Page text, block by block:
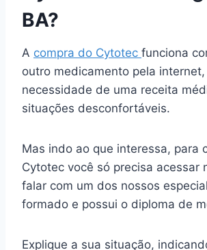
BA?
A compra do Cytotec funciona
outro medicamento pela
necessidade de uma receita
situações desconfortáveis.
Mas indo ao que interessa, para
Cytotec você só precisa acessar
falar com um dos nossos
formado e possui o diploma de
Explique a sua situação,